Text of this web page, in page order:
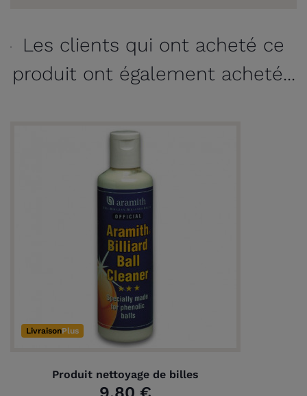
Les clients qui ont acheté ce
produit ont également acheté...
LivraisonPlus
Produit nettoyage de billes